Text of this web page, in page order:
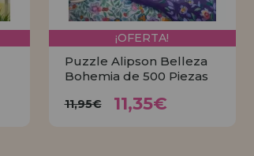
¡OFERTA!
Puzzle Alipson Belleza
Bohemia de 500 Piezas
11,95€ 11,35€